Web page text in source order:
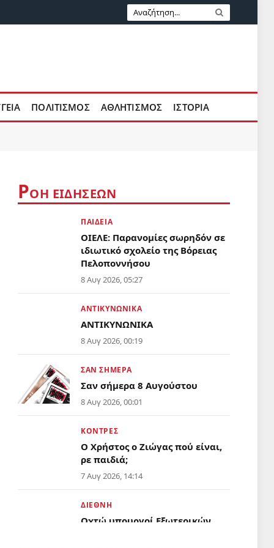
ΠΟΛΙΤΙΣΜΟΣ ΑΘΛΗΤΙΣΜΟΣ ΙΣΤΟΡΙΑ
ΡΟΗ ΕΙΔΗΣΕΩΝ
ΠΑΙΔΕΙΑ
ΟΙΕΛΕ: Παρανομίες σωρηδόν σε
ιδιωτικό σχολείο της Βόρειας
Πελοποννήσου
Απόντες το υπουργείο Παιδείας
Εκπαίδευσης
8 Αυγ 2026, 05:27
ΑΝΤΙΚΥΝΩΝΙΚΑ
ΑΝΤΙΚΥΝΩΝΙΚΑ
8 Αυγ 2026, 00:19
ΣΑΝ ΣΗΜΕΡΑ
Σαν σήμερα 8 Αυγούστου
8 Αυγ 2026, 00:01
ΚΟΝΤΡΕΣ
Ο Χρήστος ο Ζιώγας πού είναι,
ρε παιδιά;
7 Αυγ 2026, 14:14
ΔΙΕΘΝΗ
Οχτώ υπουργοί Εξωτερικών